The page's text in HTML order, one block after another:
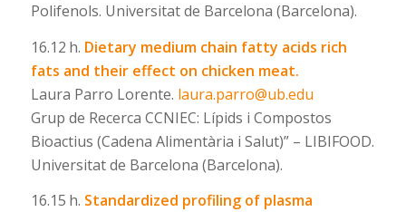
Polifenols. Universitat de Barcelona (Barcelona).
16.12 h. Dietary medium chain fatty acids rich
fats and their effect on chicken meat.
Laura Parro Lorente. laura.parro@ub.edu
Grup de Recerca CCNIEC: Lípids i Compostos
Bioactius (Cadena Alimentària i Salut)” – LIBIFOOD.
Universitat de Barcelona (Barcelona).
16.15 h. Standardized profiling of plasma